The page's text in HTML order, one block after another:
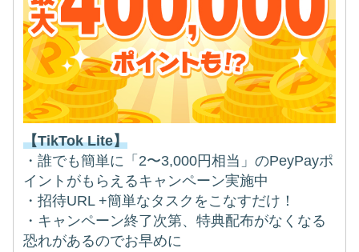
【TikTok Lite】
・誰でも簡単に「2〜3,000円相当」のPeyPayポ
イントがもらえるキャンペーン実施中
・招待URL +簡単なタスクをこなすだけ！
・キャンペーン終了次第、特典配布がなくなる
恐れがあるのでお早めに